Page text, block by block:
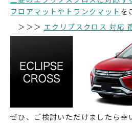
フロアマットやトランクマット を
＞＞＞ エクリプスクロス 対応
ぜひ、ご検討いただけましたら幸